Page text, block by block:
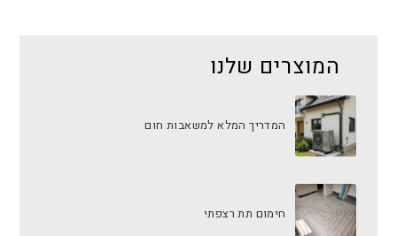
המוצרים שלנו
המדריך המלא למשאבות חום
חימום תת רצפתי